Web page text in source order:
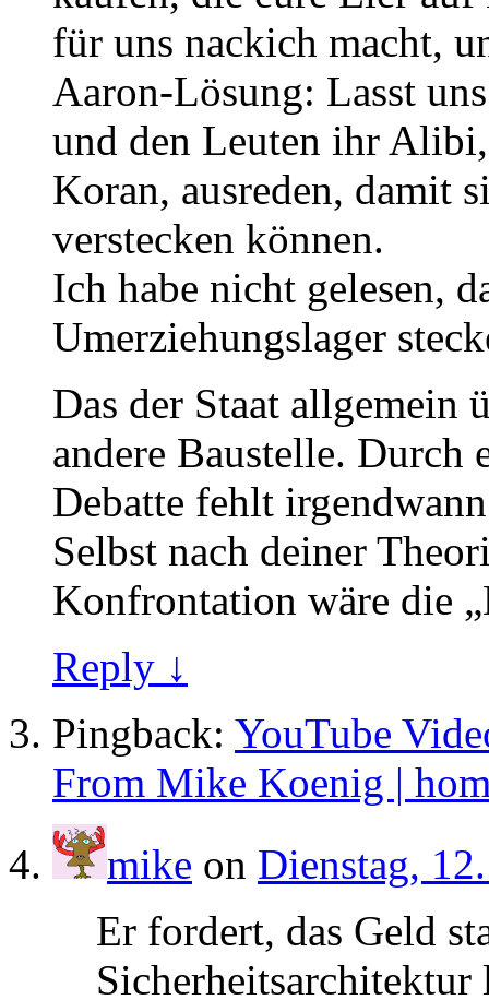
für uns nackich macht,
Aaron-Lösung: Lasst
und den Leuten ihr
Koran, ausreden, damit
verstecken können.
Ich habe nicht gelesen,
Umerziehungslager
Das der Staat allgemein
andere Baustelle. Durch
Debatte fehlt
Selbst nach deiner
Konfrontation wäre die
Reply ↓
Pingback: YouTube
From Mike Koenig |
mike on Dienstag,
Er fordert, das Geld